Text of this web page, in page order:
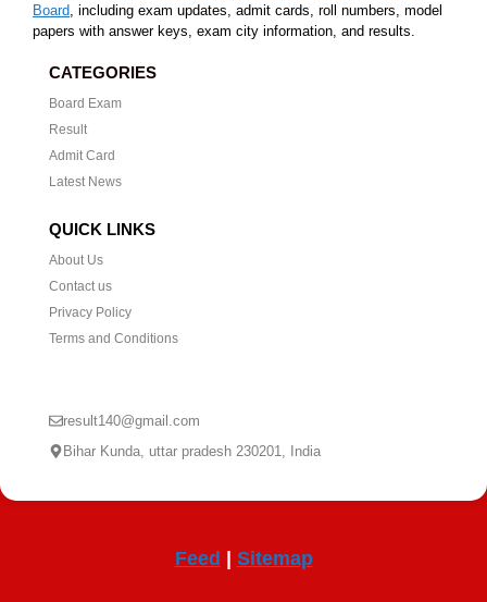
Board , including exam updates, admit cards, roll numbers, model
papers with answer keys, exam city information, and results.
CATEGORIES
Board Exam
Result
Admit Card
Latest News
QUICK LINKS
About Us
Contact us
Privacy Policy
Terms and Conditions
result140@gmail.com
Bihar Kunda, uttar pradesh 230201, India
Feed | Sitemap